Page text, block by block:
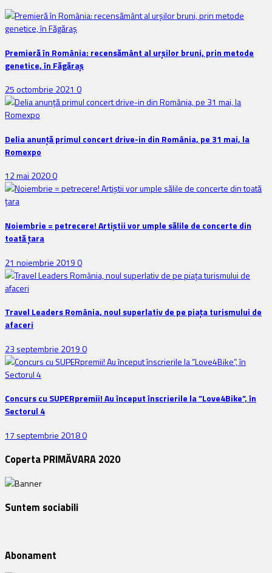
Premieră în România: recensământ al urșilor bruni, prin metode
genetice, în Făgăraș
25 octombrie 2021 0
Delia anunţă primul concert drive-in din România, pe 31 mai, la
Romexpo
12 mai 20200
Noiembrie = petrecere! Artiștii vor umple sălile de concerte din
toată țara
21 noiembrie 20190
Travel Leaders România, noul superlativ de pe piața turismului de
afaceri
23 septembrie 20190
Concurs cu SUPERpremii! Au început înscrierile la ”Love4Bike”, în
Sectorul 4
17 septembrie 20180
Coperta PRIMĂVARA 2020
Suntem sociabili
Abonament